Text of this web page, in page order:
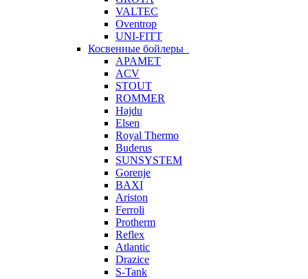
VALTEC
Oventrop
UNI-FITT
Косвенные бойлеры
APAMET
ACV
STOUT
ROMMER
Hajdu
Elsen
Royal Thermo
Buderus
SUNSYSTEM
Gorenje
BAXI
Ariston
Ferroli
Protherm
Reflex
Atlantic
Drazice
S-Tank